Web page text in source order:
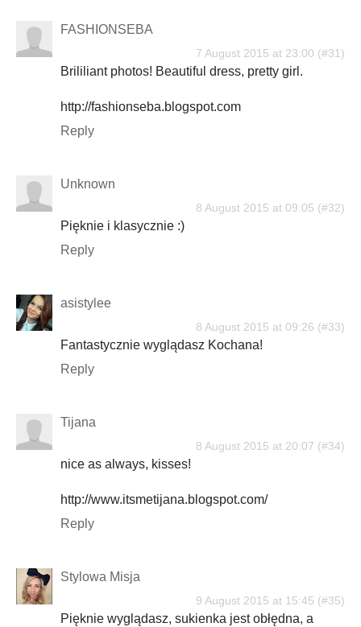
FASHIONSEBA
7 August 2015 at 23:00
Brililiant photos! Beautiful dress, pretty girl.
http://fashionseba.blogspot.com
Reply
Unknown
8 August 2015 at 09:05
Pięknie i klasycznie :)
Reply
asistylee
8 August 2015 at 09:26
Fantastycznie wyglądasz Kochana!
Reply
Tijana
8 August 2015 at 20:07
nice as always, kisses!
http://www.itsmetijana.blogspot.com/
Reply
Stylowa Misja
9 August 2015 at 15:45
Pięknie wyglądasz, sukienka jest obłędna, a